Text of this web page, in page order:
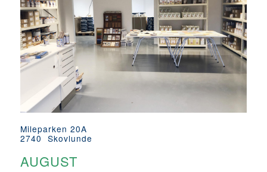
Mileparken 20A
2740 Skovlunde
AUGUST